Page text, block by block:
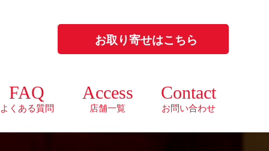
お取り寄せはこちら
FAQ
よくある質問
Access
店舗一覧
Contact
お問い合わせ